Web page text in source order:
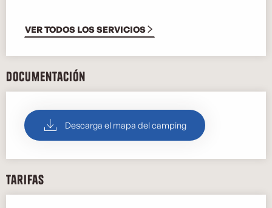
VER TODOS LOS SERVICIOS
Documentación
Descarga el mapa del camping
Tarifas